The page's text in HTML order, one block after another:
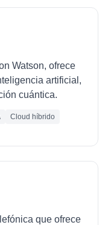
Watson, ofrece
artificial,
cuántica.
Cloud híbrido
que ofrece